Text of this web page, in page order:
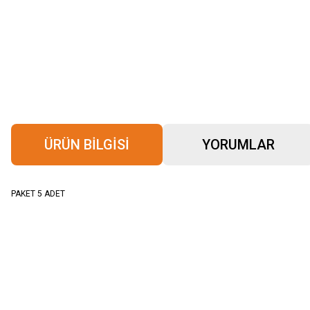
ÜRÜN BILGISI YORUMLAR
PAKET 5 ADET